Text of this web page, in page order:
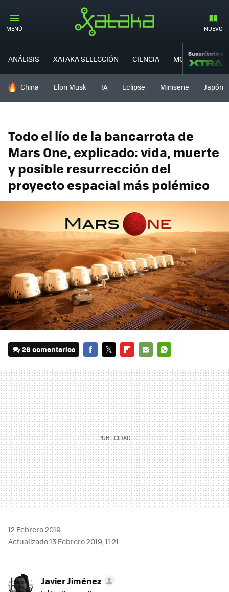
MENÚ NUEVO
ANÁLISIS XATAKA SELECCIÓN CIENCIA MOVILIDAD
Suscríbete a
HOY SE HABLA DE
China Elon Musk IA Eclipse Miniserie Japón
Todo el lío de la bancarrota de
Mars One, explicado: vida, muerte
y posible resurrección del
proyecto espacial más polémico
26 comentarios
MAIL
12 Febrero 2019
Actualizado 13 Febrero 2019, 11:21
Javier Jiménez